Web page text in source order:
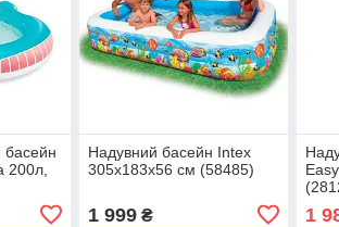
басейн
200л,
Надувний басейн Intex
305х183х56 см (58485)
1 999₴ 1